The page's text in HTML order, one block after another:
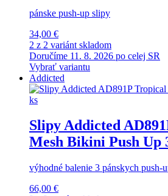
pánske push-up slipy
34,00 €
2 z 2 variánt skladom
Doručíme 11. 8. 2026 po celej SR
Vybrať variantu
Addicted
Slipy Addicted
Mesh Bikini Push Up
výhodné balenie 3 pánskych push-
66,00 €